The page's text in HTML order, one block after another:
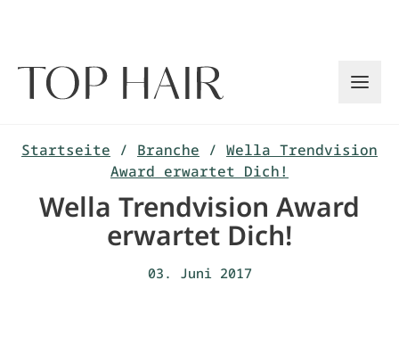
Startseite / Branche / Wella Trendvision
Award erwartet Dich!
Wella Trendvision Award
erwartet Dich!
03. Juni 2017